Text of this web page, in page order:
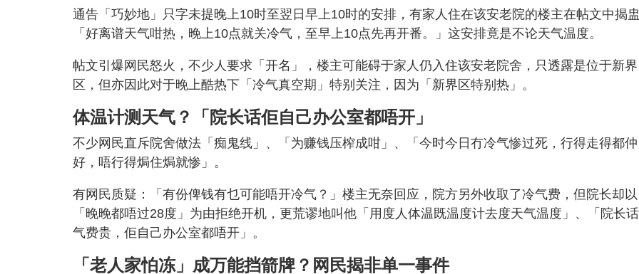
通告「巧妙地」只字未提晚上10时至翌日早上10时的安排，有家人住在该安老院的楼主在帖文中揭盅
「好离谱天气咁热，晚上10点就关冷气，至早上10点先再开番。」这安排竟是不论天气温度。
帖文引爆网民怒火，不少人要求「开名」，楼主可能碍于家人仍入住该安老院舍，只透露是位于新界
区，但亦因此对于晚上酷热下「冷气真空期」特别关注，因为「新界区特别热」。
体温计测天气？「院长话佢自己办公室都唔开」
不少网民直斥院舍做法「痴鬼线」、「为赚钱压榨成咁」、「今时今日冇冷气惨过死，行得走得都仲
好，唔行得焗住焗就惨」。
有网民质疑：「有份俾钱有乜可能唔开冷气？」楼主无奈回应，院方另外收取了冷气费，但院长却以
「晚晚都唔过28度」为由拒绝开机，更荒谬地叫他「用度人体温既温度计去度天气温度」、「院长
气费贵，佢自己办公室都唔开」。
「老人家怕冻」成万能挡箭牌？网民揭非单一事件